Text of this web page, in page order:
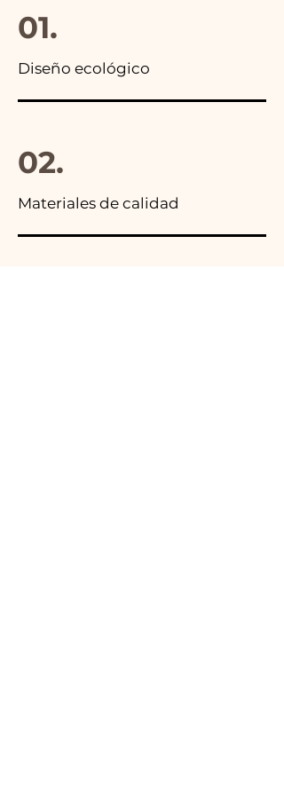
01.
Diseño ecológico
02.
Materiales de calidad